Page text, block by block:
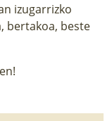
izugarrizko
bertakoa, beste